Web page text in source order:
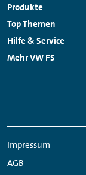
Fußzeilen
Navigation
Produkte
Links:
Top Themen
Links:
Hilfe & Service
Links:
Mehr VW FS
Impressum
AGB